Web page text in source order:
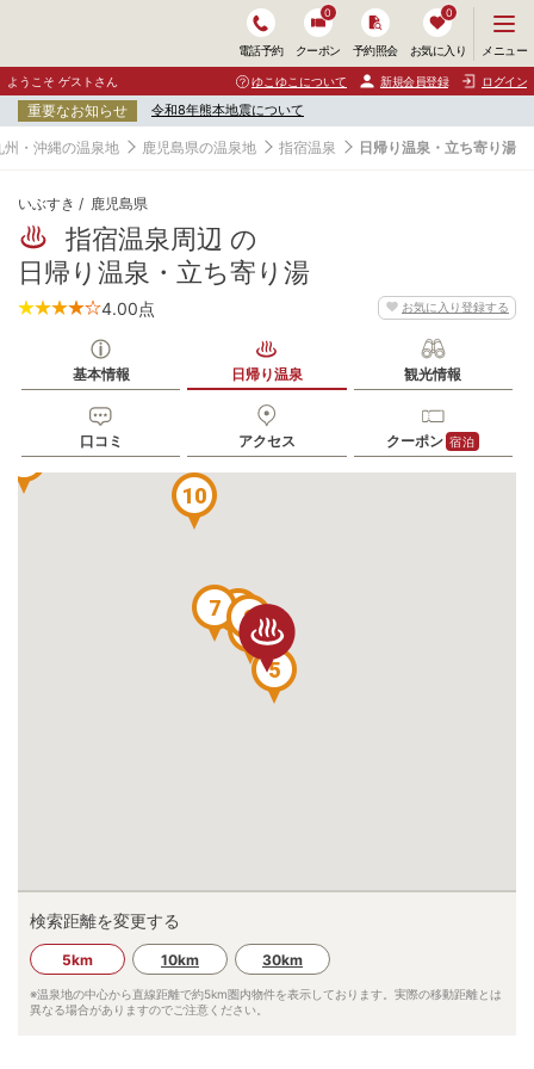
電話予約 クーポン
0
予約照会 お気に入り
0
ニ
ュ
ー
開
く
メニュー
ようこそ ゲストさん ゆこゆこについて 新規会員登録 ログイン
重要なお知らせ 令和8年熊本地震について
州・沖縄の温泉地 鹿児島県の温泉地 指宿温泉 日帰り温泉・立ち寄り湯
いぶすき 鹿児島県
指宿温泉周辺 の
日帰り温泉・立ち寄り湯
お気に入り登録する
4.00点
基本情報 日帰り温泉 観光情報
口コミ アクセス クーポン 宿泊
1
2
4
5
6
7 9
10
検索距離を変更する
5km 10km 30km
※温泉地の中心から直線距離で約5km圏内物件を表示しております。実際の移動距離とは
異なる場合がありますのでご注意ください。